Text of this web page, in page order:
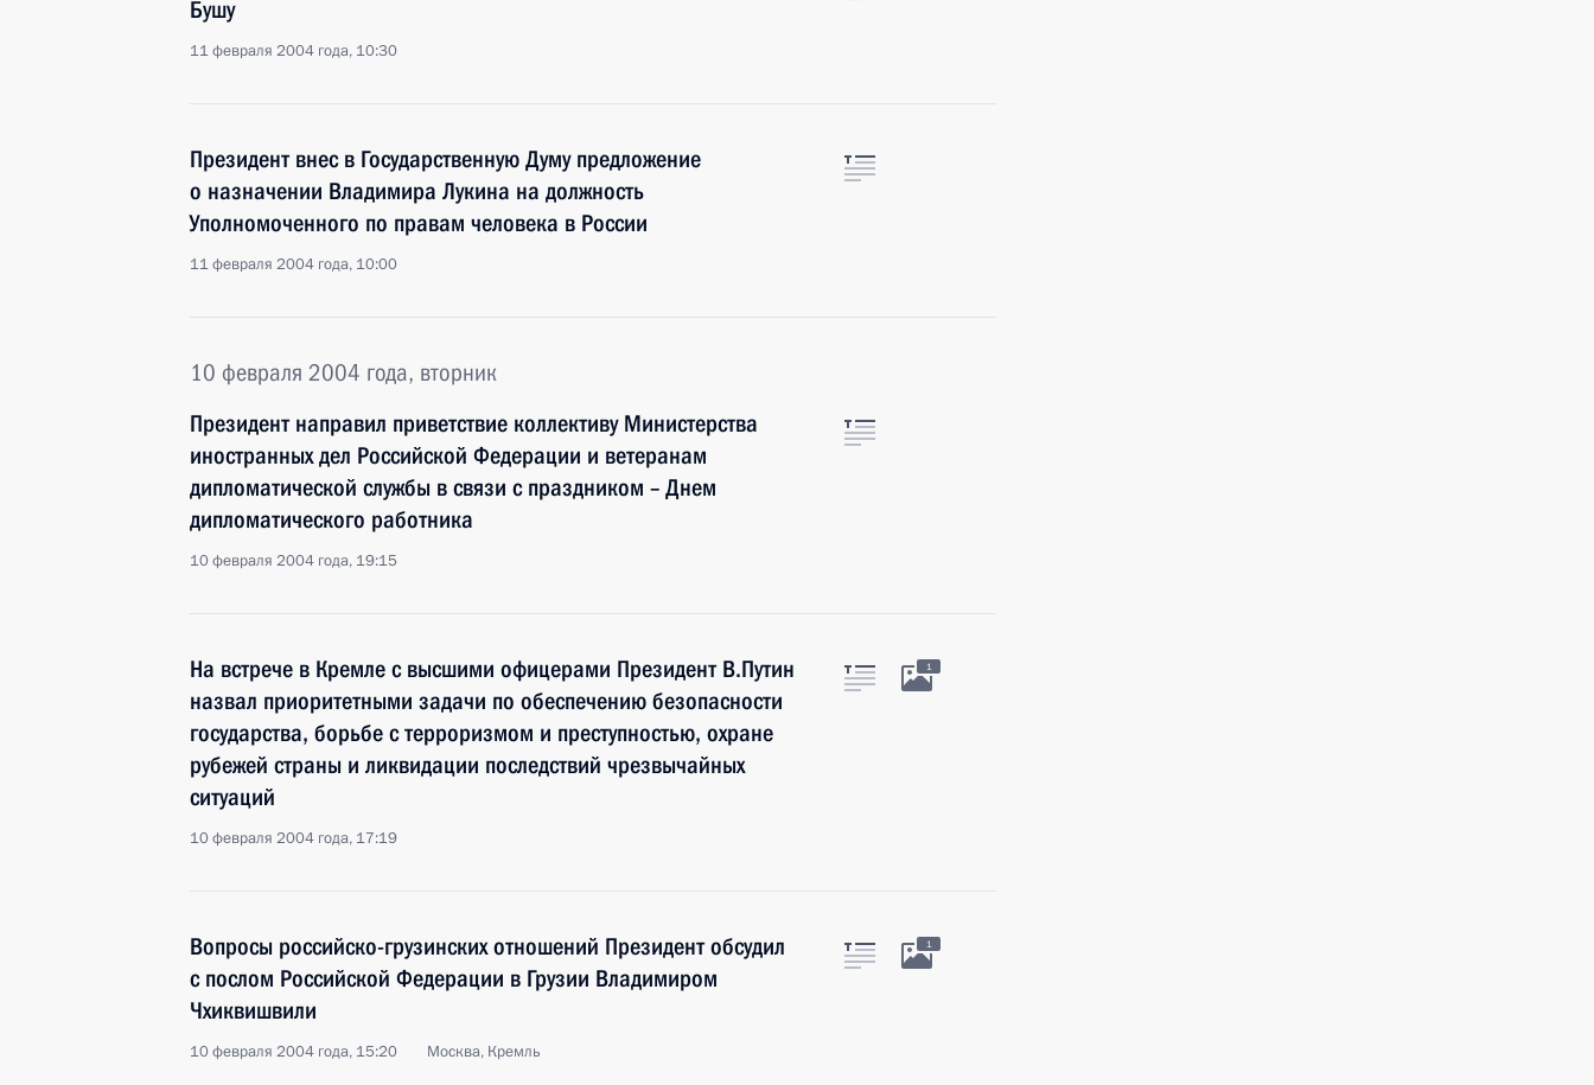
Бушу
11 февраля 2004 года, 10:30
Президент внес в Государственную Думу предложение
о назначении Владимира Лукина на должность
Уполномоченного по правам человека в России
11 февраля 2004 года, 10:00
10 февраля 2004 года, вторник
Президент направил приветствие коллективу Министерства
иностранных дел Российской Федерации и ветеранам
дипломатической службы в связи с праздником – Днем
дипломатического работника
10 февраля 2004 года, 19:15
На встрече в Кремле с высшими офицерами Президент В.Путин
назвал приоритетными задачи по обеспечению безопасности
государства, борьбе с терроризмом и преступностью, охране
рубежей страны и ликвидации последствий чрезвычайных
ситуаций
10 февраля 2004 года, 17:19
1
Вопросы российско-грузинских отношений Президент обсудил
с послом Российской Федерации в Грузии Владимиром
Чхиквишвили
10 февраля 2004 года, 15:20 Москва, Кремль
1